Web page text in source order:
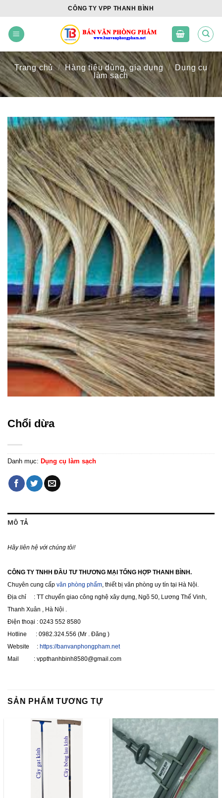
content
CÔNG TY VPP THANH BÌNH
Trang chủ / Hàng tiêu dùng, gia dụng /
Dụng cụ
làm sạch
Chổi dừa
Danh mục: Dụng cụ làm sạch
MÔ TẢ
Hãy liên hệ với chúng tôi!
CÔNG TY TNHH ĐẦU TƯ THƯƠNG MẠI TỔNG HỢP THANH BÌNH.
Chuyên cung cấp văn phòng phẩm, thiết bị văn phòng uy tín tại Hà Nội.
Địa chỉ : TT chuyển giao công nghệ xây dựng, Ngõ 50, Lương Thế Vinh,
Thanh Xuân , Hà Nội .
Điện thoại : 0243 552 8580
Hotline : 0982.324.556 (Mr . Đăng )
Website : https://banvanphongpham.net
Mail : vppthanhbinh8580@gmail.com
SẢN PHẨM TƯƠNG TỰ